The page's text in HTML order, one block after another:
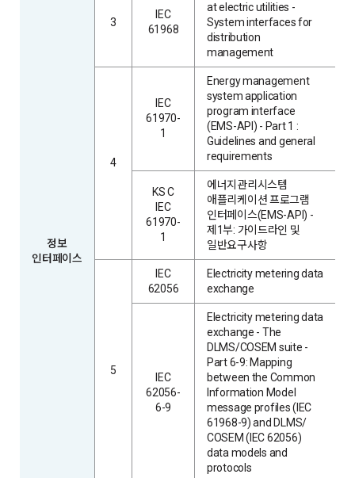
정보
인터페이스
3
IEC
61968
at electric utilities -
System interfaces for
distribution
management
4
IEC
61970-
1
Energy management
system application
program interface
(EMS-API) - Part 1 :
Guidelines and general
requirements
KS C
IEC
61970-
1
에너지관리시스템
애플리케이션 프로그램
인터페이스(EMS-API) -
제1부: 가이드라인 및
일반요구사항
5
IEC
62056
Electricity metering data
exchange
IEC
62056-
6-9
Electricity metering data
exchange - The
DLMS/COSEM suite -
Part 6-9: Mapping
between the Common
Information Model
message profiles (IEC
61968-9) and DLMS/
COSEM (IEC 62056)
data models and
protocols